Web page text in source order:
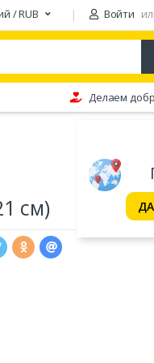
/ RUB Войти
ДА
Делаем
см)